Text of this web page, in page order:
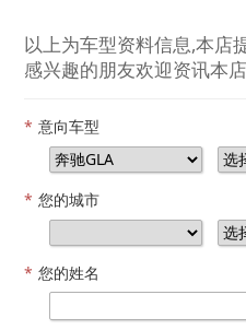
以上为车型资料信息,本店
感兴趣的朋友欢迎资讯本
* 意向车型
* 您的城市
* 您的姓名